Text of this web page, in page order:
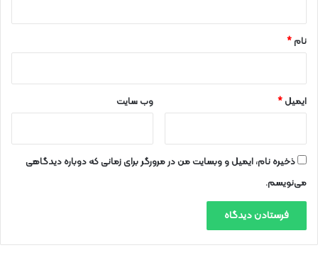
نام*
ایمیل* وب‌ سایت
ذخیره نام، ایمیل و وبسایت من در مرورگر برای زمانی که دوباره دیدگاهی
می‌نویسم.